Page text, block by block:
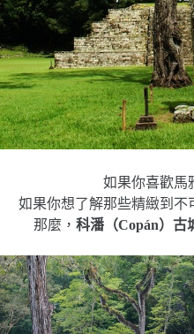
如果你喜歡馬
如果你想了解那些精緻到不
那麼，科潘（Copán）古